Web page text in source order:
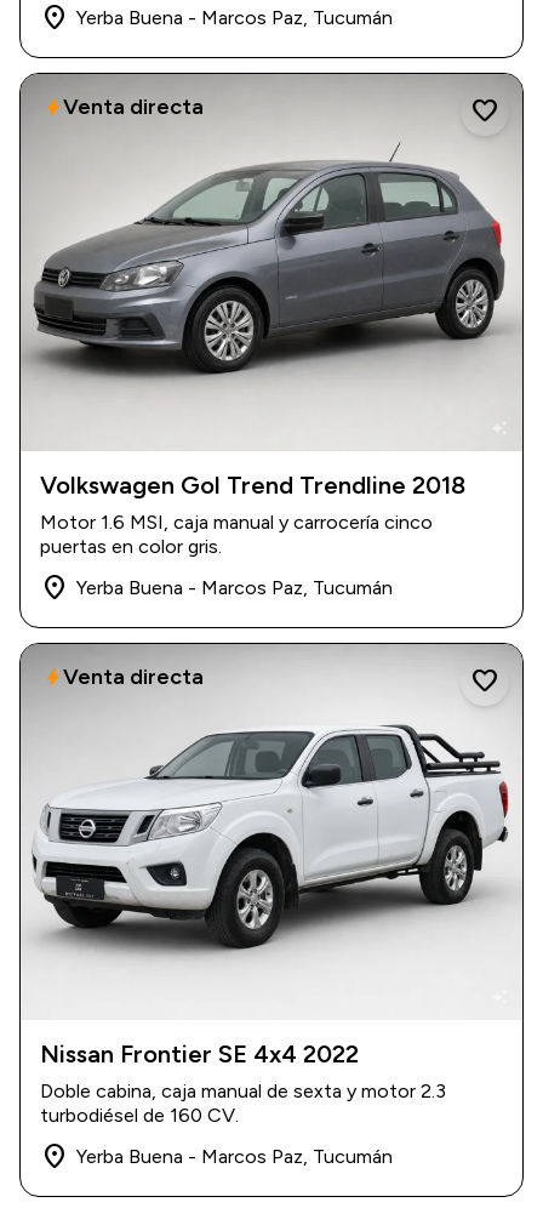
place Yerba Buena - Marcos Paz, Tucumán
2018 120.000 km
$ 16.000.000
Volkswagen Gol Trend Trendline 2018
Motor 1.6 MSI, caja manual y carrocería cinco
puertas en color gris.
place Yerba Buena - Marcos Paz, Tucumán
favorite
boltVenta directa
2022 85.000 km
$ 30.000.000
Nissan Frontier SE 4x4 2022
Doble cabina, caja manual de sexta y motor 2.3
turbodiésel de 160 CV.
place Yerba Buena - Marcos Paz, Tucumán
favorite
boltVenta directa